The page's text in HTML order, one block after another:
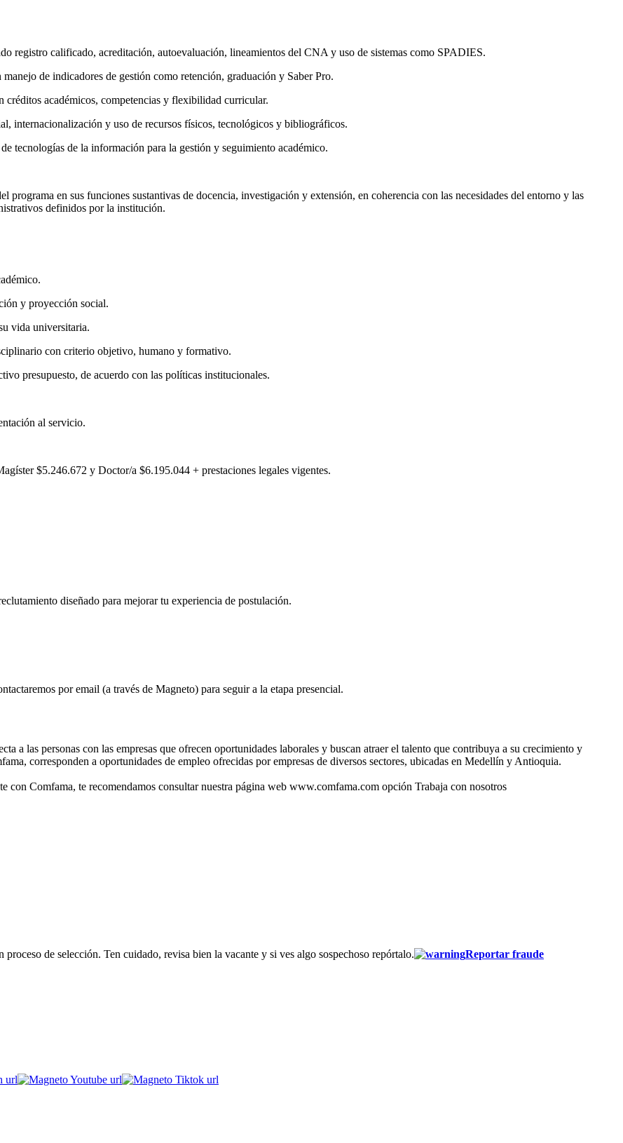
registro calificado, acreditación, autoevaluación, lineamientos del CNA y uso de sistemas como SPADIES.
de indicadores de gestión como retención, graduación y Saber Pro.
créditos académicos, competencias y flexibilidad curricular.
internacionalización y uso de recursos físicos, tecnológicos y bibliográficos.
tecnologías de la información para la gestión y seguimiento académico.
en sus funciones sustantivas de docencia, investigación y extensión, en coherencia con las necesidades del entorno y las
definidos por la institución.
y proyección social.
vida universitaria.
con criterio objetivo, humano y formativo.
presupuesto, de acuerdo con las políticas institucionales.
al servicio.
$5.246.672 y Doctor/a $6.195.044 + prestaciones legales vigentes.
diseñado para mejorar tu experiencia de postulación.
por email (a través de Magneto) para seguir a la etapa presencial.
a las personas con las empresas que ofrecen oportunidades laborales y buscan atraer el talento que contribuya a su crecimiento y
corresponden a oportunidades de empleo ofrecidas por empresas de diversos sectores, ubicadas en Medellín y Antioquia.
con Comfama, te recomendamos consultar nuestra página web www.comfama.com opción Trabaja con nosotros
de selección. Ten cuidado, revisa bien la vacante y si ves algo sospechoso repórtalo. Reportar fraude